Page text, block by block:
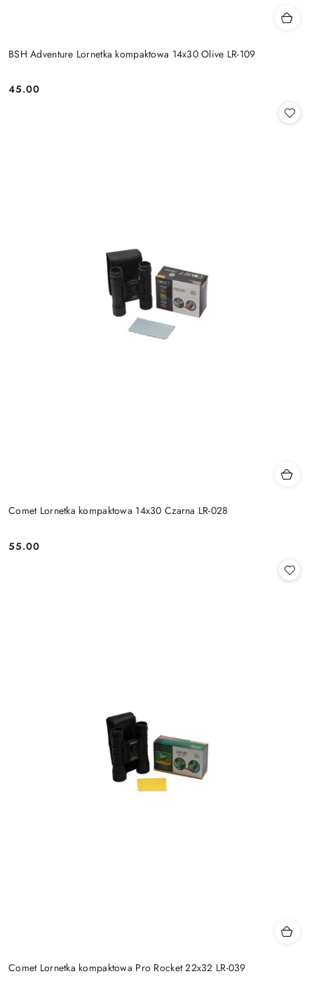
BSH Adventure Lornetka kompaktowa 14x30 Olive LR-109
Cena:
45.00
Comet Lornetka kompaktowa 14x30 Czarna LR-028
Cena:
55.00
Comet Lornetka kompaktowa Pro Rocket 22x32 LR-039